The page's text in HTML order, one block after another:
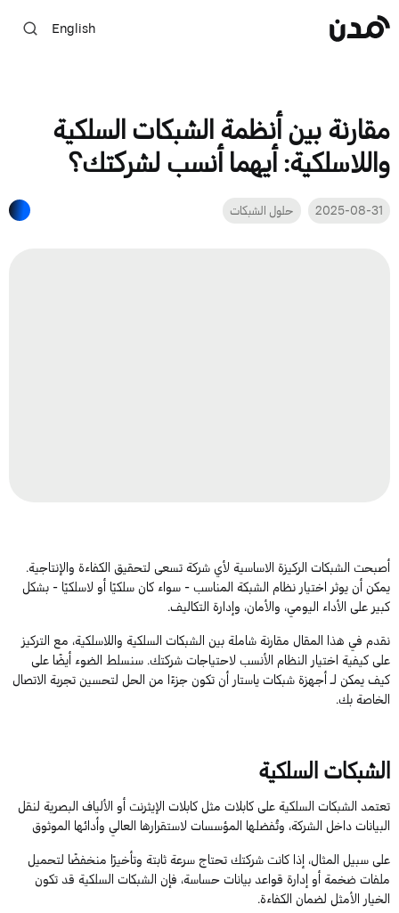
English
مقارنة بين أنظمة الشبكات السلكية
واللاسلكية: أيهما أنسب لشركتك؟
2025-08-31 حلول الشبكات
أصبحت الشبكات الركيزة الاساسيةلأي شركة تسعى لتحقيق الكفاءة والإنتاجية.
يمكن أن يوثراختيار نظام الشبكة المناسب - سواء كان سلكيًا أو لاسلكيًا -بشكل
كبير على الأداء اليومي، والأمان، وإدارة التكاليف.
نقدم فيهذا المقالمقارنة شاملة بين الشبكات السلكية واللاسلكية، مع التركيز
على كيفية اختيار النظام الأنسب لاحتياجات شركتك. سنسلط الضوء أيضًا على
كيف يمكن لـأجهزة شبكاتياستارأن تكون جزءًا من الحل لتحسين تجربة الاتصال
الخاصة بك.
الشبكات السلكية
تعتمدالشبكات السلكيةعلى كابلات مثل كابلات الإيثرنت أو الألياف البصرية لنقل
البيانات داخل الشركة، وتُفضلها المؤسسات لاستقرارها العالي وأدائها الموثوق
على سبيل المثال، إذا كانت شركتكتحتاج سرعة ثابتة وتأخيرًا منخفضًا لتحميل
ملفات ضخمة أو إدارة قواعد بيانات حساسة، فإن الشبكات السلكية قد تكون
الخيار الأمثل لضمان الكفاءة.